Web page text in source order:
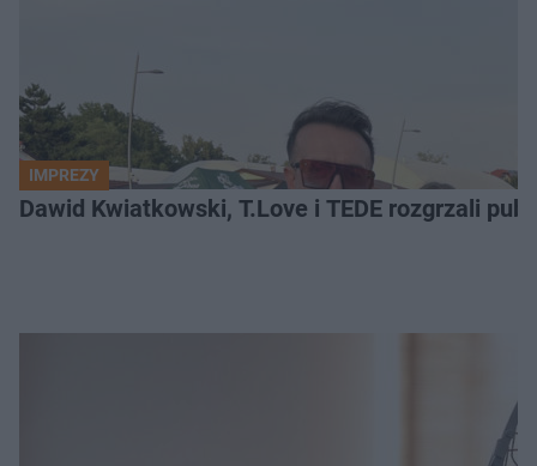
IMPREZY
Dawid Kwiatkowski, T.Love i TEDE rozgrzali